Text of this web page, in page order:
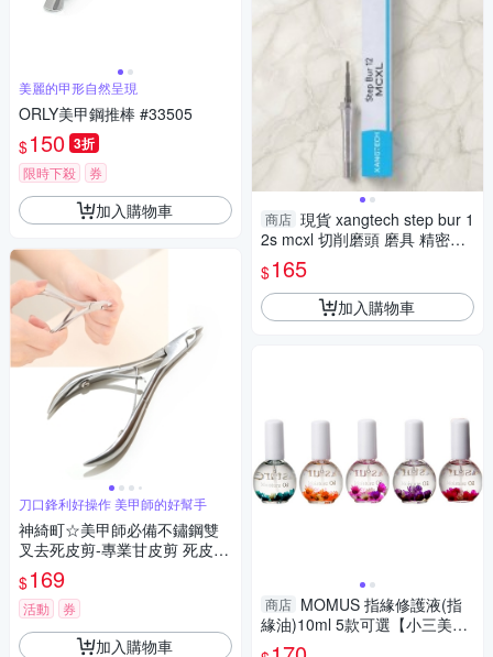
美麗的甲形自然呈現
ORLY美甲鋼推棒 #33505
$150 3折
限時下殺 券
加入購物車
刀口鋒利好操作 美甲師的好幫手
神綺町☆美甲師必備不鏽鋼雙
叉去死皮剪-專業甘皮剪 死皮剪
剪肉鉗
$169
活動 券
加入購物車
商店 現貨 xangtech step bur 1
2s mcxl 切削磨頭 磨具 精密加
工耗材 4-4
$165
加入購物車
商店 MOMUS 指緣修護液(指
緣油)10ml 5款可選【小三美
日】D120021